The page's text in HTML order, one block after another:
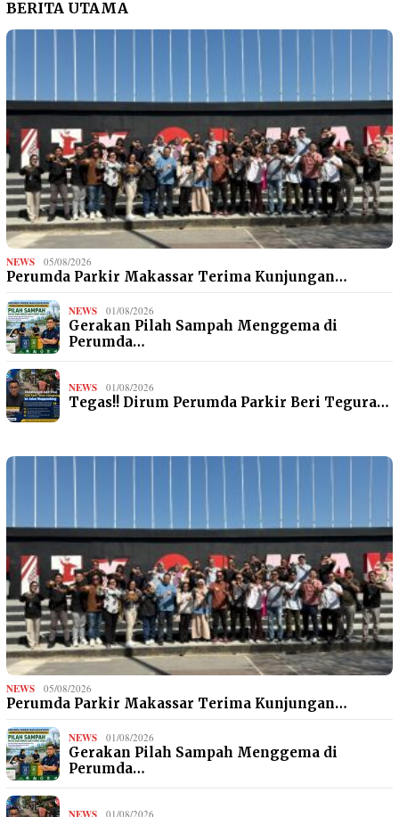
BERITA UTAMA
NEWS 05/08/2026
Perumda Parkir Makassar Terima Kunjungan…
NEWS 01/08/2026
Gerakan Pilah Sampah Menggema di
Perumda…
NEWS 01/08/2026
Tegas!! Dirum Perumda Parkir Beri Tegura…
NEWS 05/08/2026
Perumda Parkir Makassar Terima Kunjungan…
NEWS 01/08/2026
Gerakan Pilah Sampah Menggema di
Perumda…
01/08/2026